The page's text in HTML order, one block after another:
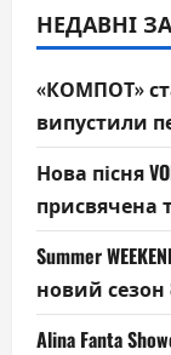
НЕДАВНІ
«КОМПОТ»
випустили
Нова пісня
присвячена
Summer
новий сезон
Alina Fanta